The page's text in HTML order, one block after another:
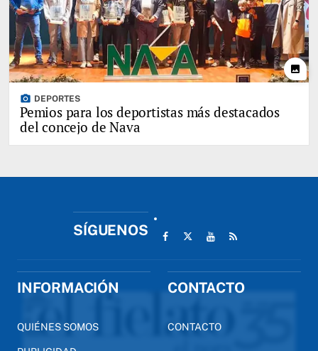
photo
photo_camera DEPORTES
Pemios para los deportistas más destacados
del concejo de Nava
SÍGUENOS
INFORMACIÓN
QUIÉNES SOMOS
CONTACTO
CONTACTO